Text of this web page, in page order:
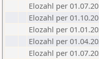
Elozahl per
Elozahl per
Elozahl per
Elozahl per
Elozahl per